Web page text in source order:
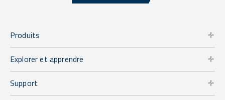
Produits
Explorer et apprendre
Support